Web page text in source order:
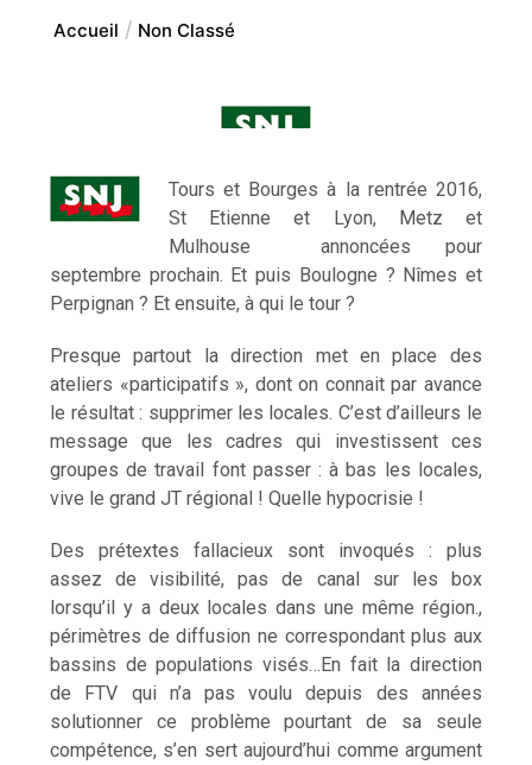
Accueil Non Classé
Tours et Bourges à la rentrée 2016,
St Etienne et Lyon, Metz et
Mulhouse annoncées pour
septembre prochain. Et puis Boulogne ? Nîmes et
Perpignan ? Et ensuite, à qui le tour ?
Presque partout la direction met en place des
ateliers «participatifs », dont on connait par avance
le résultat : supprimer les locales. C’est d’ailleurs le
message que les cadres qui investissent ces
groupes de travail font passer : à bas les locales,
vive le grand JT régional ! Quelle hypocrisie !
Des prétextes fallacieux sont invoqués : plus
assez de visibilité, pas de canal sur les box
lorsqu’il y a deux locales dans une même région.,
périmètres de diffusion ne correspondant plus aux
bassins de populations visés…En fait la direction
de FTV qui n’a pas voulu depuis des années
solutionner ce problème pourtant de sa seule
compétence, s’en sert aujourd’hui comme argument